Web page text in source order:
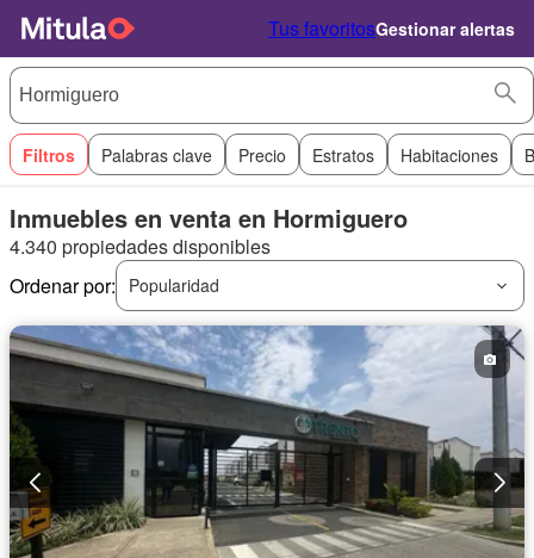
Tus favoritosGestionar alertas
Filtros Palabras clave Precio Estratos Habitaciones
Inmuebles en venta en Hormiguero
4.340 propiedades disponibles
Ordenar por:
Popularidad